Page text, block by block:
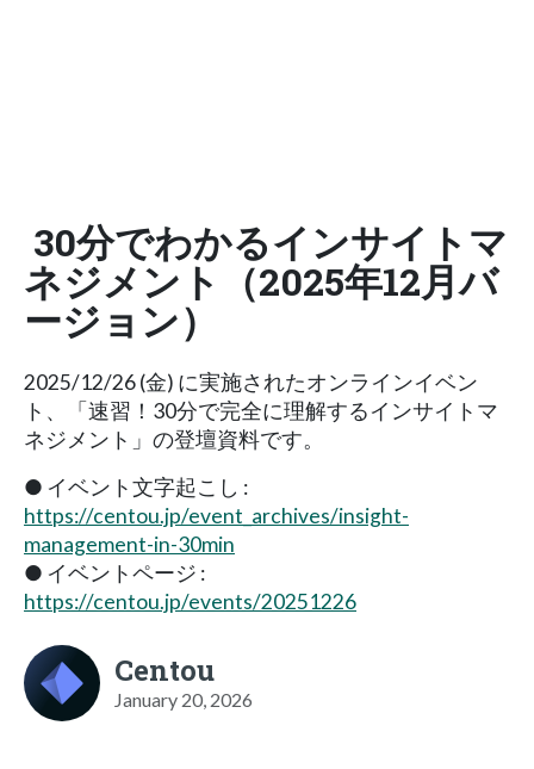
30分でわかるインサイトマ
ネジメント（2025年12月バ
ージョン）
2025/12/26 (金) に実施されたオンラインイベン
ト、「速習！30分で完全に理解するインサイトマ
ネジメント」の登壇資料です。
● イベント文字起こし :
https://centou.jp/event_archives/insight-
management-in-30min
● イベントページ :
https://centou.jp/events/20251226
Centou
January 20, 2026